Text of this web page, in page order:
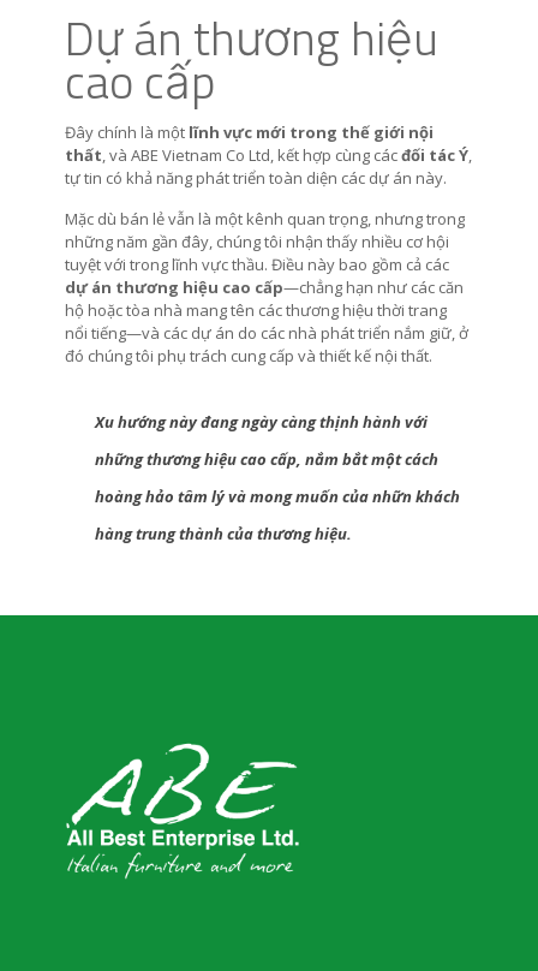
Dự án thương hiệu
cao cấp
Đây chính là một lĩnh vực mới trong thế giới nội
thất , và ABE Vietnam Co Ltd, kết hợp cùng cácđối tác Ý
tựtin có khả năng phát triển toàn diện các dự án này.
Mặc dù bán lẻvẫn là một kênh quan trọng, nhưng trong
những năm gần đây, chúng tôi nhận thấy nhiều cơhội
tuyệt với trong lĩnh vực thầu. Điều này bao gồm cả các
dự án thương hiệu cao cấp—chẳng hạn như các căn
hộ hoặc tòa nhà mang tên các thương hiệu thời trang
nổi tiếng—và các dự án do các nhà phát triển nắm giữ ,ở
đó chúng tôi phụ trách cung cấp và thiết kế nội thất.
Xu hướng này đang ngày càng thịnh hành với
những thương hiệu cao cấp, nắm bắt một cách
hoàng hảo tâm lý và mong muốn của nhữn khách
hàng trung thành của thương hiệu.